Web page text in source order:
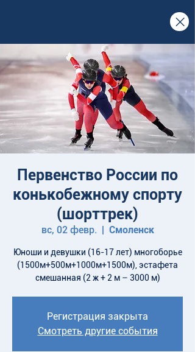
Первенство России по
конькобежному спорту
(шорттрек)
вс, 02 февр.
  |
Смоленск
Юноши и девушки (16-17 лет) многоборье
(1500м+500м+1000м+1500м), эстафета
смешанная (2 ж + 2 м – 3000 м)
Регистрация закрыта
Смотреть другие события